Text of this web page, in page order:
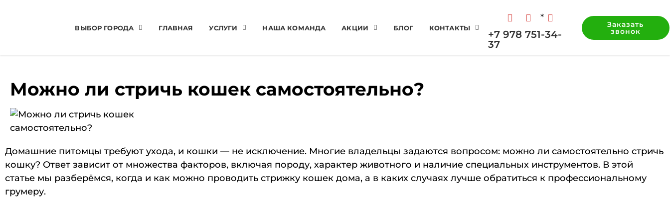
ВЫБОР ГОРОДА ГЛАВНАЯ УСЛУГИ НАША КОМАНДА АКЦИИ БЛОГ КОНТАКТЫ
*
+7 978 751-34-
37
Заказать
звонок
Можно ли стричь кошек самостоятельно?
Домашние питомцы требуют ухода, и кошки — не исключение. Многие владельцы задаются вопросом: можно ли самостоятельно стричь
кошку? Ответ зависит от множества факторов, включая породу, характер животного и наличие специальных инструментов. В этой
статье мы разберёмся, когда и как можно проводить стрижку кошек дома, а в каких случаях лучше обратиться к профессиональному
грумеру.